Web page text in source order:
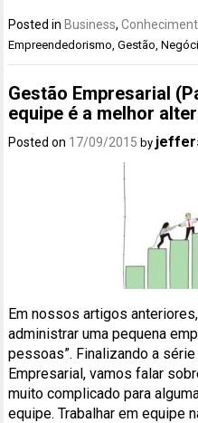
Posted in Business,
Empreendedorismo,Gestão,
Gestão Empresarial
equipe é a melhor
Posted on 17/09/2015 by
Em nossos artigos
administrar uma pequena
pessoas”. Finalizando a
Empresarial, vamos falar
muito complicado para
equipe. Trabalhar em equipe